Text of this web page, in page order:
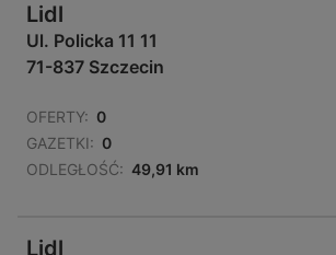
Lidl
Ul. Policka 11 11
71-837 Szczecin
OFERTY: 0
GAZETKI: 0
ODLEGŁOŚĆ: 49,91 km
Lidl